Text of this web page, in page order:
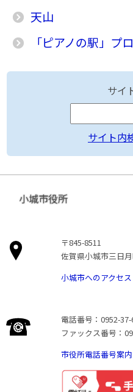
天山
「ピアノの駅」プ
サイ
サイト内
小城市役所
〒845-8511
佐賀県小城市三日
小城市へのアクセス
電話番号：0952-37-
ファックス番号：
市役所電話番号案内